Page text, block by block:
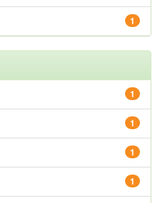
1
1
1
1
1